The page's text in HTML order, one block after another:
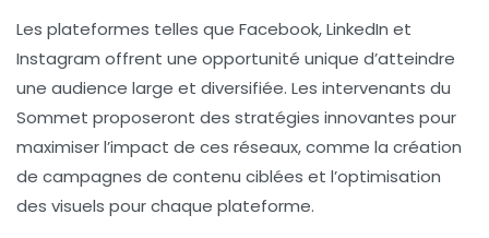
Les plateformes telles que Facebook, LinkedIn et
Instagram offrent une opportunité unique d’atteindre
une audience large et diversifiée. Les intervenants du
Sommet proposeront des stratégies innovantes pour
maximiser l’impact de ces réseaux, comme la création
de campagnes de contenu ciblées et l’optimisation
des visuels pour chaque plateforme.